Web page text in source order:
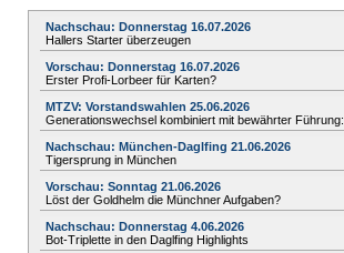
Nachschau: Donnerstag 16.07.2026
Hallers Starter überzeugen
Vorschau: Donnerstag 16.07.2026
Erster Profi-Lorbeer für Karten?
MTZV: Vorstandswahlen 25.06.2026
Generationswechsel kombiniert mit bewährter Führung:
Nachschau: München-Daglfing 21.06.2026
Tigersprung in München
Vorschau: Sonntag 21.06.2026
Löst der Goldhelm die Münchner Aufgaben?
Nachschau: Donnerstag 4.06.2026
Bot-Triplette in den Daglfing Highlights